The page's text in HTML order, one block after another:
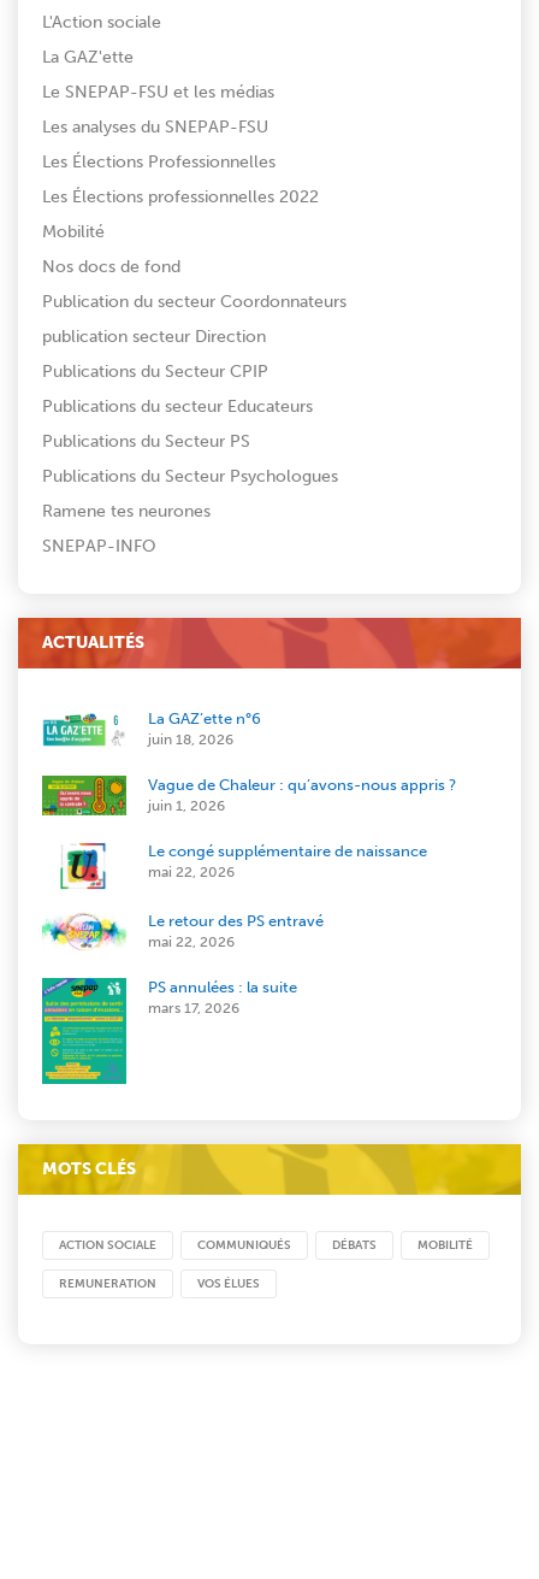
L'Action sociale
La GAZ'ette
Le SNEPAP-FSU et les médias
Les analyses du SNEPAP-FSU
Les Élections Professionnelles
Les Élections professionnelles 2022
Mobilité
Nos docs de fond
Publication du secteur Coordonnateurs
publication secteur Direction
Publications du Secteur CPIP
Publications du secteur Educateurs
Publications du Secteur PS
Publications du Secteur Psychologues
Ramene tes neurones
SNEPAP-INFO
ACTUALITÉS
La GAZ’ette n°6
juin 18, 2026
Vague de Chaleur : qu’avons-nous appris ?
juin 1, 2026
Le congé supplémentaire de naissance
mai 22, 2026
Le retour des PS entravé
mai 22, 2026
PS annulées : la suite
mars 17, 2026
MOTS CLÉS
ACTION SOCIALE COMMUNIQUÉS DÉBATS MOBILITÉ
REMUNERATION VOS ÉLUES